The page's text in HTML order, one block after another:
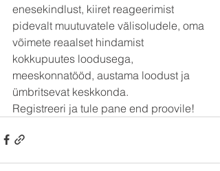
enesekindlust, kiiret reageerimist
pidevalt muutuvatele välisoludele, oma
võimete reaalset hindamist
kokkupuutes loodusega,
meeskonnatööd, austama loodust ja
ümbritsevat keskkonda.
Registreeri ja tule pane end proovile!